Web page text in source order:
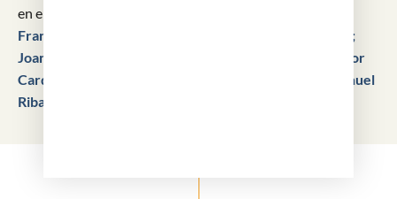
en el nomenclàtor de les vies públiques de Barcelona:
Francesc Santpons i Roca; Francesc Carbonell i Bravo;
Joan Francesc Bahí i Fontseca; Emili Pi i Molist; Salvador
Cardenal i Fernàndez; Valenti Carulla i Margenat; Manuel
Ribas i Perdigó.